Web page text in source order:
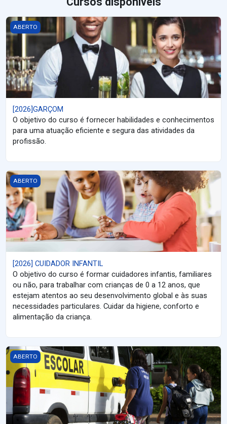
[2026]GARÇOM
ABERTO
[2026]GARÇOM
O objetivo do curso é fornecer habilidades e conhecimentos
para uma atuação eficiente e segura das atividades da
profissão.
[2026] CUIDADOR INFANTIL
ABERTO
[2026] CUIDADOR INFANTIL
O objetivo do curso é formar cuidadores infantis, familiares
ou não, para trabalhar com crianças de 0 a 12 anos, que
estejam atentos ao seu desenvolvimento global e às suas
necessidades particulares. Cuidar da higiene, conforto e
alimentação da criança.
[2026]MONITOR DE TRANSPORTE ESCOLAR
ABERTO